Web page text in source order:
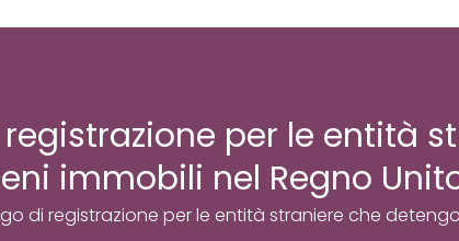
per le entità
immobili nel Regno
di registrazione per le entità straniere che